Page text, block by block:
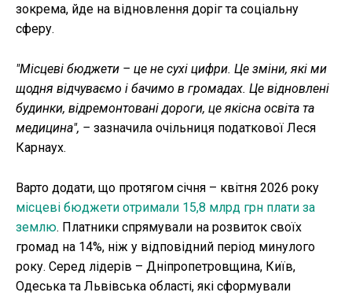
зокрема, йде на відновлення доріг та соціальну
сферу.
"Місцеві бюджети – це не сухі цифри. Це зміни, які ми
щодня відчуваємо і бачимо в громадах. Це відновлені
будинки, відремонтовані дороги, це якісна освіта та
медицина", – зазначила очільниця податкової Леся
Карнаух.
Варто додати, що протягом січня – квітня 2026 року
місцеві бюджети отримали 15,8 млрд грн плати за
землю. Платники спрямували на розвиток своїх
громад на 14%, ніж у відповідний період минулого
року. Серед лідерів – Дніпропетровщина, Київ,
Одеська та Львівська області, які сформували